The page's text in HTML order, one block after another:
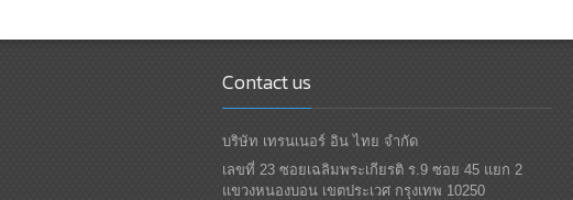
Contact us
บริษัท เทรนเนอร์ อิน ไทย จำกัด
เลขที่ 23 ซอยเฉลิมพระเกียรติ ร.9 ซอย 45 แยก 2
แขวงหนองบอน เขตประเวศ กรุงเทพ 10250